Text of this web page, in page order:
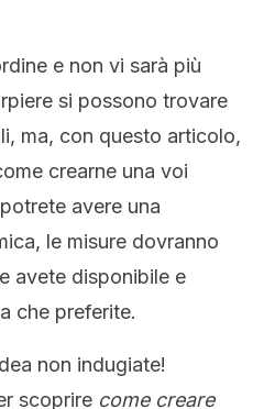
e non vi sarà più
si possono trovare
ma, con questo articolo,
crearne una voi
avere una
le misure dovranno
avete disponibile e
che preferite.
non indugiate!
scoprire come creare